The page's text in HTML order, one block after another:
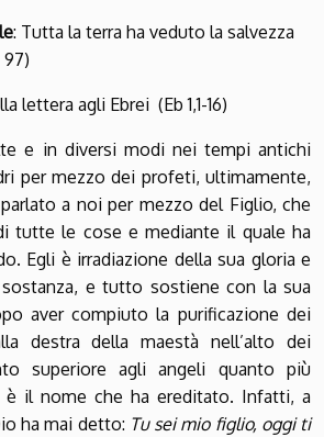
: Tutta la terra ha veduto la salvezza
lettera agli Ebrei (Eb 1,1-16)
e in diversi modi nei tempi antichi
per mezzo dei profeti, ultimamente,
a noi per mezzo del Figlio, che
tutte le cose e mediante il quale ha
Egli è irradiazione della sua gloria e
e tutto sostiene con la sua
aver compiuto la purificazione dei
destra della maestà nell’alto dei
superiore agli angeli quanto più
il nome che ha ereditato. Infatti, a
ha mai detto: Tu sei mio figlio, oggi ti